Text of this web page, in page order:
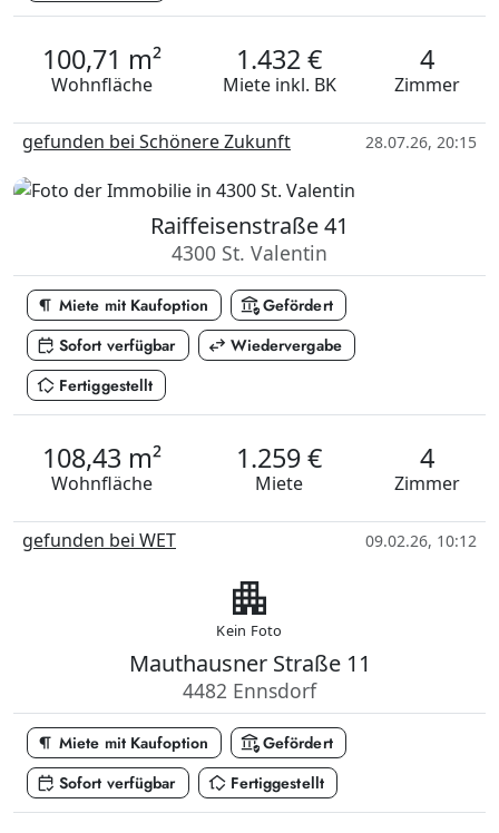
100,71 m²
Wohnfläche
1.432 €
Miete inkl. BK
4
Zimmer
gefunden bei Schönere Zukunft 28.07.26, 20:15
Raiffeisenstraße 41
4300 St. Valentin
format_paragraph Miete mit Kaufoption assured_workloadGefördert
calendar_check Sofort verfügbar swap_horiz Wiedervergabe
in_home_mode Fertiggestellt
108,43 m²
Wohnfläche
1.259 €
Miete
4
Zimmer
gefunden bei WET 09.02.26, 10:12
apartment
Kein Foto
Mauthausner Straße 11
4482 Ennsdorf
format_paragraph Miete mit Kaufoption assured_workloadGefördert
calendar_check Sofort verfügbar in_home_mode Fertiggestellt